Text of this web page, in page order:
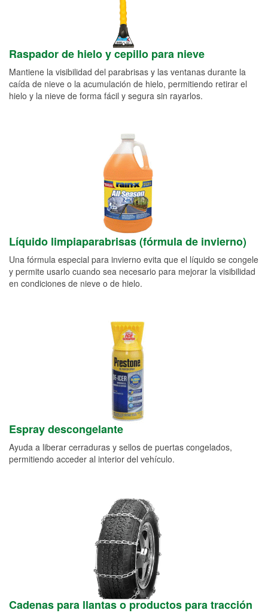
Raspador de hielo y cepillo para nieve
Mantiene la visibilidad del parabrisas y las ventanas durante la
caída de nieve o la acumulación de hielo, permitiendo retirar el
hielo y la nieve de forma fácil y segura sin rayarlos.
Líquido limpiaparabrisas (fórmula de invierno)
Una fórmula especial para invierno evita que el líquido se congele
y permite usarlo cuando sea necesario para mejorar la visibilidad
en condiciones de nieve o de hielo.
Espray descongelante
Ayuda a liberar cerraduras y sellos de puertas congelados,
permitiendo acceder al interior del vehículo.
Cadenas para llantas o productos para tracción